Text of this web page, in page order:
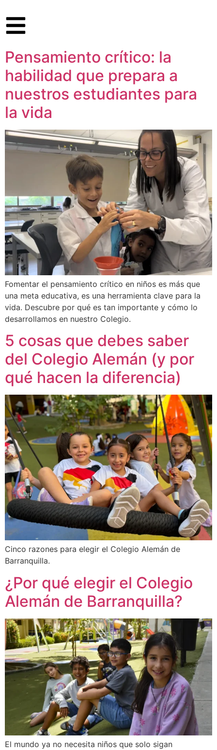
Pensamiento crítico: la
habilidad que prepara a
nuestros estudiantes para
la vida
Fomentar el pensamiento crítico en niños es más que
una meta educativa, es una herramienta clave para la
vida. Descubre por qué es tan importante y cómo lo
desarrollamos en nuestro Colegio.
5 cosas que debes saber
del Colegio Alemán (y por
qué hacen la diferencia)​
Cinco razones para elegir el Colegio Alemán de
Barranquilla.
¿Por qué elegir el Colegio
Alemán de Barranquilla?​
El mundo ya no necesita niños que solo sigan